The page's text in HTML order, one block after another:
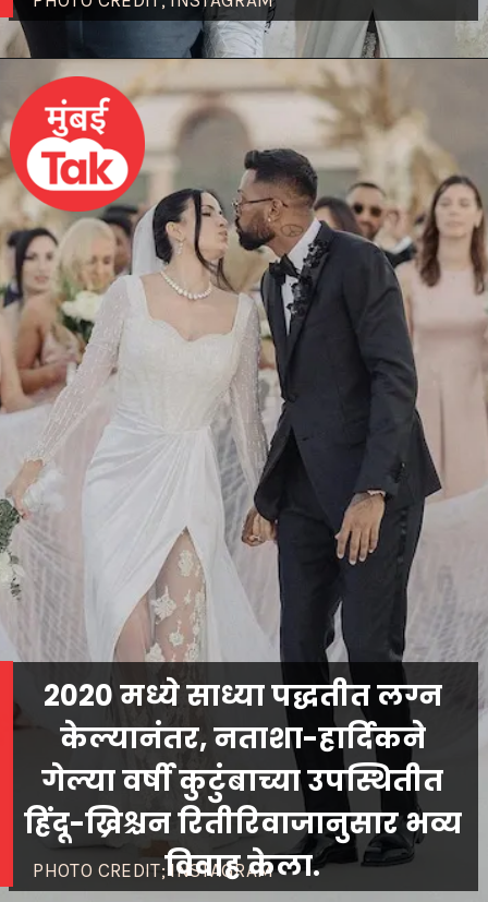
PHOTO CREDIT; INSTAGRAM
2020 मध्ये साध्या पद्धतीत लग्न
केल्यानंतर, नताशा-हार्दिकने
गेल्या वर्षी कुटुंबाच्या उपस्थितीत
हिंदू-ख्रिश्चन रितीरिवाजानुसार भव्य
विवाह केला.